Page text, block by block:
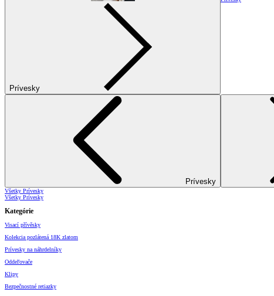
Prívesky
Prívesky
Všetky Prívesky
Všetky Prívesky
Kategórie
Visací přívěsky
Kolekcia pozlátená 18K zlatom
Prívesky na náhrdelníky
Oddeľovače
Klipy
Bezpečnostné retiazky